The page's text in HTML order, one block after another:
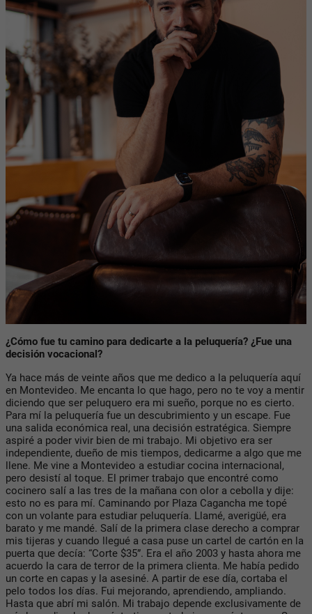
¿Cómo fue tu camino para dedicarte a la peluquería? ¿Fue una
decisión vocacional?
Ya hace más de veinte años que me dedico a la peluquería aquí
en Montevideo. Me encanta lo que hago, pero no te voy a mentir
diciendo que ser peluquero era mi sueño, porque no es cierto.
Para mí la peluquería fue un descubrimiento y un escape. Fue
una salida económica real, una decisión estratégica. Siempre
aspiré a poder vivir bien de mi trabajo. Mi objetivo era ser
independiente, dueño de mis tiempos, dedicarme a algo que me
llene. Me vine a Montevideo a estudiar cocina internacional,
pero desistí al toque. El primer trabajo que encontré como
cocinero salí a las tres de la mañana con olor a cebolla y dije:
esto no es para mí. Caminando por Plaza Cagancha me topé
con un volante para estudiar peluquería. Llamé, averigüé, era
barato y me mandé. Salí de la primera clase derecho a comprar
mis tijeras y cuando llegué a casa puse un cartel de cartón en la
puerta que decía: “Corte $35”. Era el año 2003 y hasta ahora me
acuerdo la cara de terror de la primera clienta. Me había pedido
un corte en capas y la asesiné. A partir de ese día, cortaba el
pelo todos los días. Fui mejorando, aprendiendo, ampliando.
Hasta que abrí mi salón. Mi trabajo depende exclusivamente de